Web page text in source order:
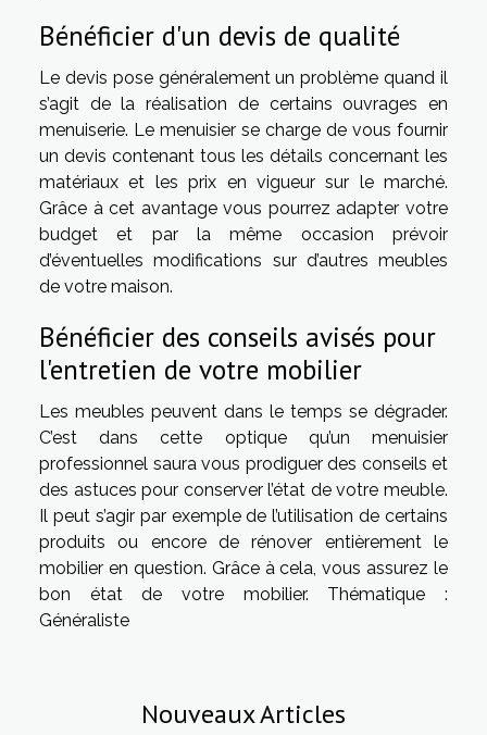
Bénéficier d'un devis de qualité
Le devis pose généralement un problème quand il
s’agit de la réalisation de certains ouvrages en
menuiserie. Le menuisier se charge de vous fournir
un devis contenant tous les détails concernant les
matériaux et les prix en vigueur sur le marché.
Grâce à cet avantage vous pourrez adapter votre
budget et par la même occasion prévoir
d’éventuelles modifications sur d’autres meubles
de votre maison.
Bénéficier des conseils avisés pour
l'entretien de votre mobilier
Les meubles peuvent dans le temps se dégrader.
C’est dans cette optique qu’un menuisier
professionnel saura vous prodiguer des conseils et
des astuces pour conserver l’état de votre meuble.
Il peut s’agir par exemple de l’utilisation de certains
produits ou encore de rénover entièrement le
mobilier en question. Grâce à cela, vous assurez le
bon état de votre mobilier. Thématique :
Généraliste
Nouveaux Articles